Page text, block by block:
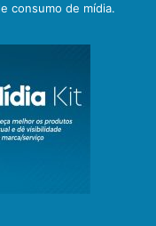
consumo de mídia.